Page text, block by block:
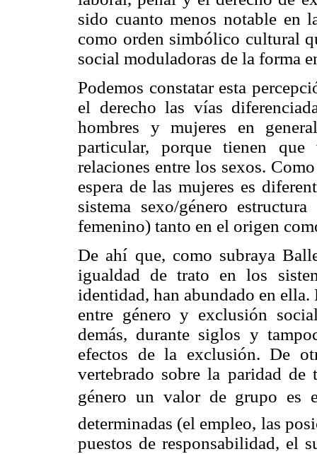
sido cuanto menos notable en
como orden simbólico cultural
social moduladoras de la forma
Podemos constatar esta
el derecho las vías
hombres y mujeres en
particular, porque tienen
relaciones entre los sexos.
espera de las mujeres es
sistema sexo/género
femenino) tanto en el origen
De ahí que, como subraya
igualdad de trato en los
identidad, han abundado en
entre género y exclusión
demás, durante siglos y
efectos de la exclusión. De
vertebrado sobre la paridad
género un valor de grupo
determinadas (el empleo, las
puestos de responsabilidad, el